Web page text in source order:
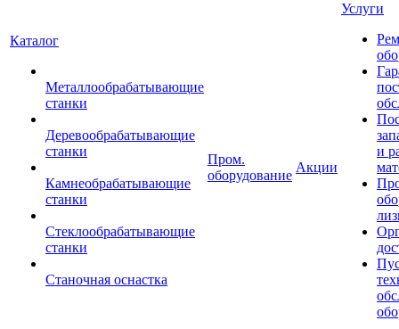
Каталог
Металлообрабатывающие
станки
Деревообрабатывающие
станки
Камнеобрабатывающие
станки
Стеклообрабатывающие
станки
Станочная оснастка
Пром.
оборудование
Акции
Услуги
и